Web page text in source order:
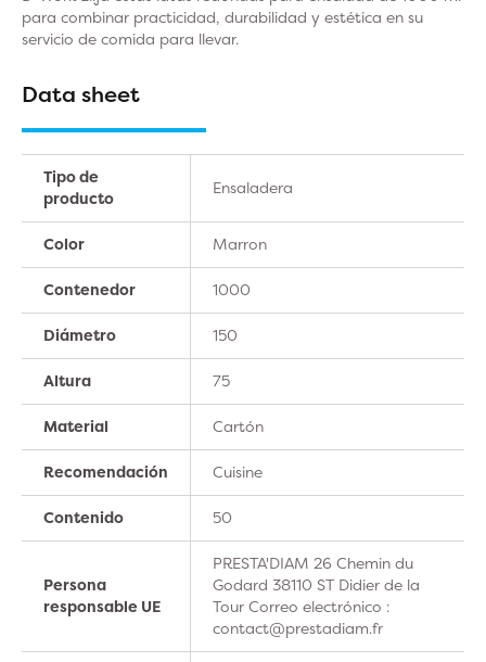
para combinar practicidad, durabilidad y estética en su
servicio de comida para llevar.
Data sheet
Tipo de
producto
Ensaladera
Color Marron
Contenedor 1000
Diámetro 150
Altura 75
Material Cartón
Recomendación Cuisine
Contenido 50
Persona
responsable UE
PRESTA'DIAM 26 Chemin du
Godard 38110 ST Didier de la
Tour Correo electrónico :
contact@prestadiam.fr